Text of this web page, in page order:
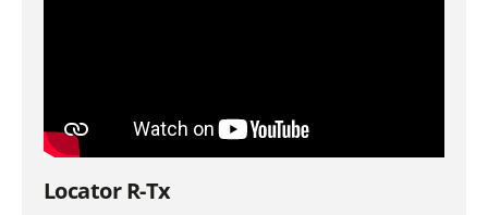
Locator R-Tx